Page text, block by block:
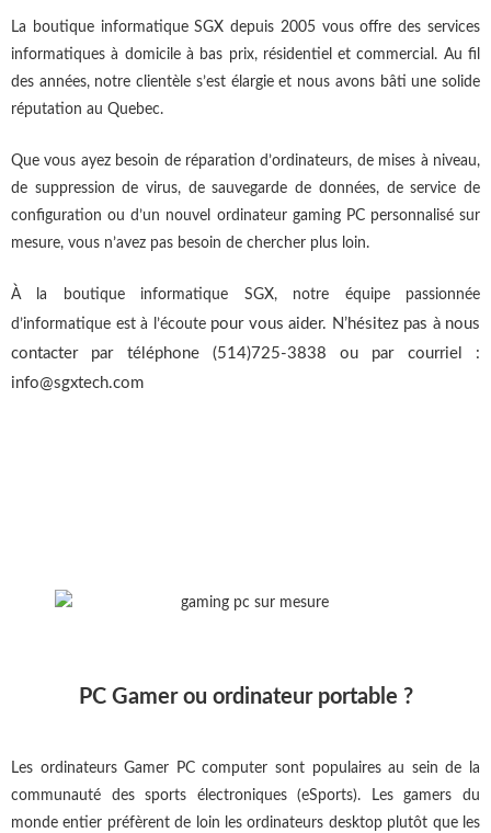
La boutique informatique SGX depuis 2005 vous offre des services
informatiques à domicile à bas prix, résidentiel et commercial. Au fil
des années, notre clientèle s’est élargie et nous avons bâti une solide
réputation au Quebec.
Que vous ayez besoin de réparation d’ordinateurs, de mises à niveau,
de suppression de virus, de sauvegarde de données, de service de
configuration ou d’un nouvel ordinateur gaming PC personnalisé sur
mesure, vous n’avez pas besoin de chercher plus loin.
À la boutique informatique SGX, notre équipe passionnée
d’informatique est à l’écoutepour vous aider. N’hésitez pas à nous
contacter par téléphone (514)725-3838 ou par courriel :
info@sgxtech.com
PC Gamer ou ordinateur portable ?
Les ordinateurs Gamer PC computer sont populaires au sein de la
communauté des sports électroniques (eSports). Les gamers du
monde entier préfèrent de loin les ordinateurs desktop plutôt que les